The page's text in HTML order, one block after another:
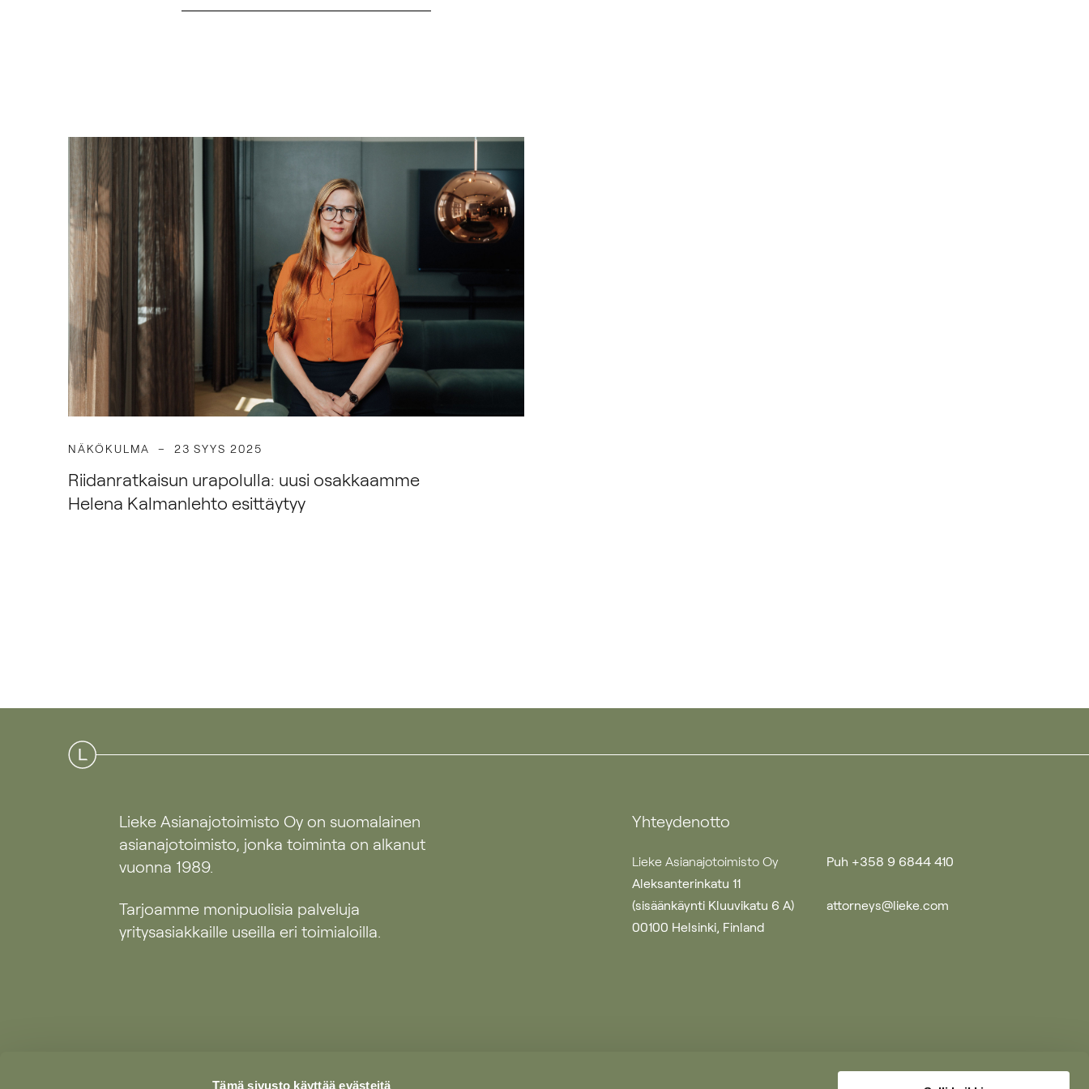
Tämä sivusto käyttää evästeitä
NÄKÖKULMA 23 SYYS 2025
Riidanratkaisun urapolulla: uusi osakkaamme
Helena Kalmanlehto esittäytyy
Lieke Asianajotoimisto Oy on suomalainen
asianajotoimisto, jonka toiminta on alkanut
vuonna 1989.
Tarjoamme monipuolisia palveluja
yritysasiakkaille useilla eri toimialoilla.
Yhteydenotto
Lieke Asianajotoimisto Oy
Aleksanterinkatu 11
(sisäänkäynti Kluuvikatu 6 A)
00100 Helsinki, Finland
Puh +358 9 6844 410
attorneys@lieke.com